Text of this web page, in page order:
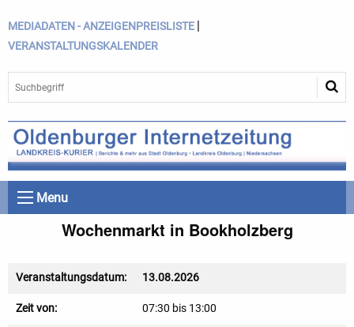
MEDIADATEN - ANZEIGENPREISLISTE |
VERANSTALTUNGSKALENDER
Menu
Wochenmarkt in Bookholzberg
Veranstaltungsdatum: 13.08.2026
Zeit von: 07:30 bis 13:00